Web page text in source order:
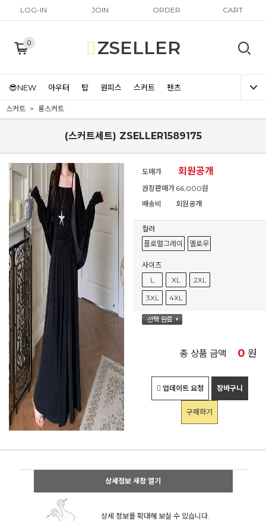
LOG-IN JOIN ORDER CART
0 ZSELLER
😎NEW 아우터 탑 원피스 스커트 팬츠
스커트 롱스커트
(스커트세트) ZSELLER1589175
도매가 회원공개
권장판매가 66,000원
배송비
회원공개
컬러
플로럴그레이
옐로우
사이즈
L
XL
2XL
3XL
4XL
총 상품 금액 0 원
업데이트 요청 장바구니
구매하기
상세정보 새창 열기
상세 정보를 확대해 보실 수 있습니다.